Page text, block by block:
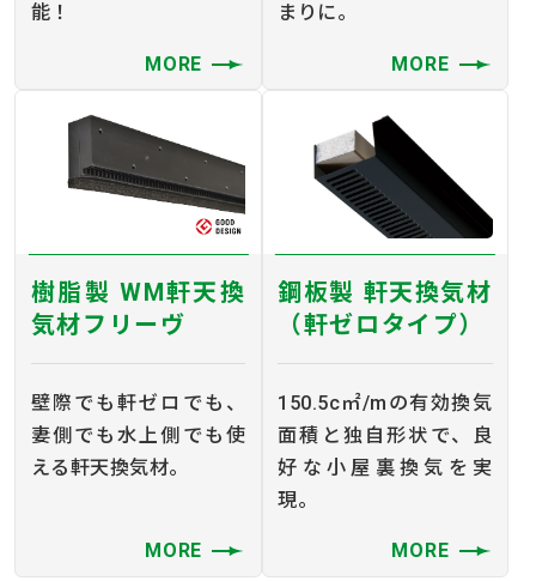
能！
MORE
まりに。
MORE
樹脂製 WM軒天換
気材フリーヴ
壁際でも軒ゼロでも、
妻側でも水上側でも使
える軒天換気材。
MORE
鋼板製 軒天換気材
（軒ゼロタイプ）
150.5c㎡/mの有効換気
面積と独自形状で、良
好な小屋裏換気を実
現。
MORE